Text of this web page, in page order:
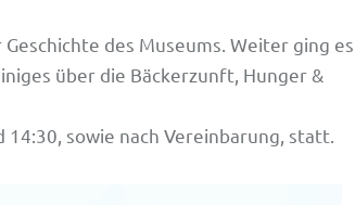
des Museums. Weiter ging es
über die Bäckerzunft, Hunger &
sowie nach Vereinbarung, statt.